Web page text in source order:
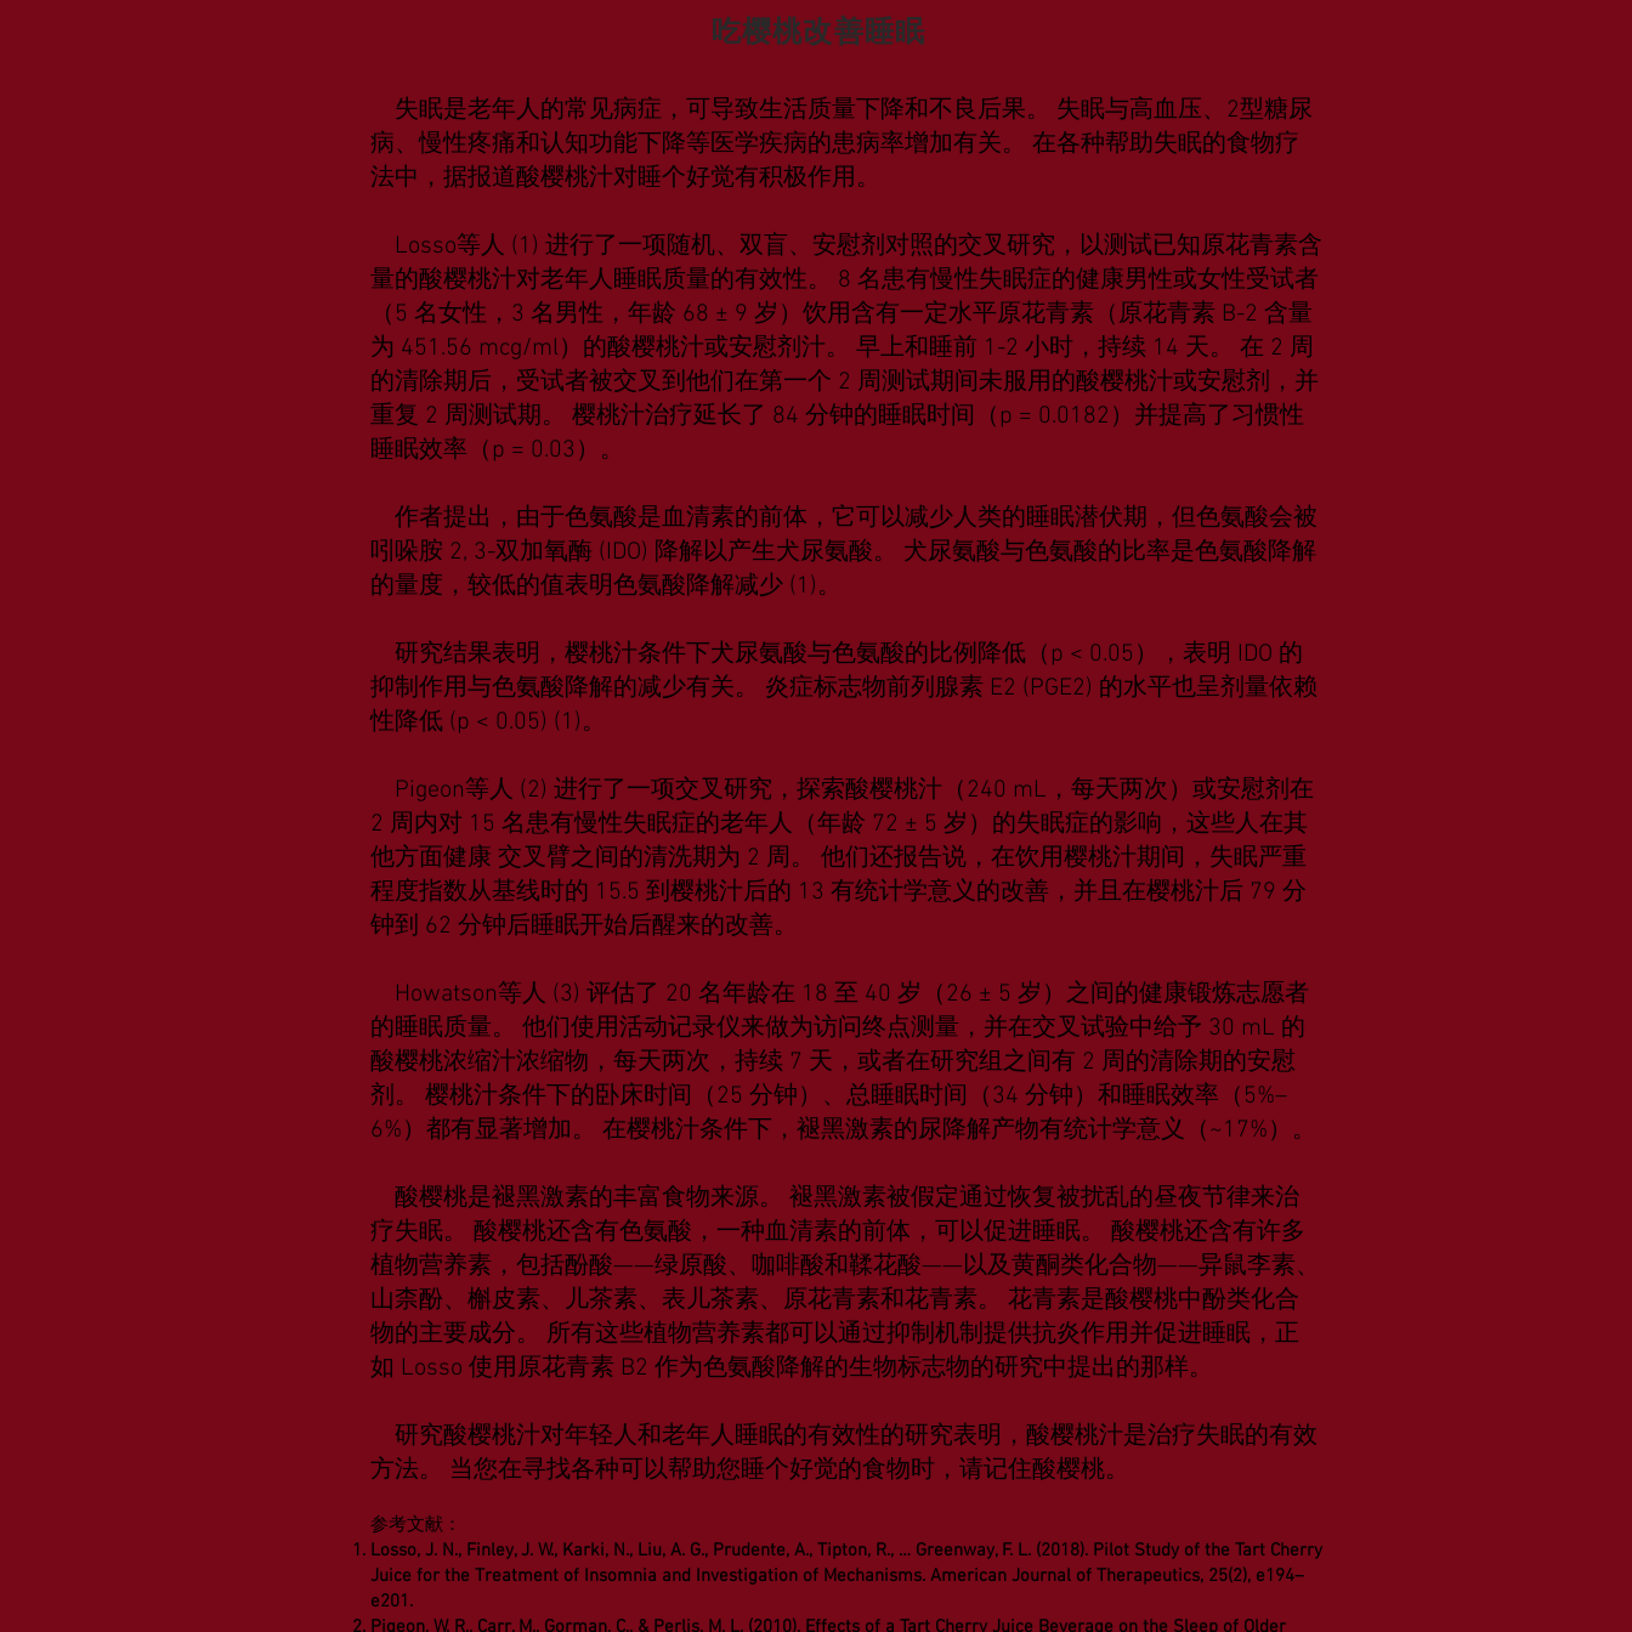
吃樱桃改善睡眠
失眠是老年人的常见病症，可导致生活质量下降和不良后果。 失眠与高血压、2型糖尿
病、慢性疼痛和认知功能下降等医学疾病的患病率增加有关。 在各种帮助失眠的食物疗
法中，据报道酸樱桃汁对睡个好觉有积极作用。
Losso等人 (1) 进行了一项随机、双盲、安慰剂对照的交叉研究，以测试已知原花青素含
量的酸樱桃汁对老年人睡眠质量的有效性。 8 名患有慢性失眠症的健康男性或女性受试者
（5 名女性，3 名男性，年龄 68 ± 9 岁）饮用含有一定水平原花青素（原花青素 B-2 含量
为 451.56 mcg/ml）的酸樱桃汁或安慰剂汁。 早上和睡前 1-2 小时，持续 14 天。 在 2 周
的清除期后，受试者被交叉到他们在第一个 2 周测试期间未服用的酸樱桃汁或安慰剂，并
重复 2 周测试期。 樱桃汁治疗延长了 84 分钟的睡眠时间（p = 0.0182）并提高了习惯性
睡眠效率（p = 0.03）。
作者提出，由于色氨酸是血清素的前体，它可以减少人类的睡眠潜伏期，但色氨酸会被
吲哚胺 2, 3-双加氧酶 (IDO) 降解以产生犬尿氨酸。 犬尿氨酸与色氨酸的比率是色氨酸降解
的量度，较低的值表明色氨酸降解减少 (1)。
研究结果表明，樱桃汁条件下犬尿氨酸与色氨酸的比例降低（p < 0.05），表明 IDO 的
抑制作用与色氨酸降解的减少有关。 炎症标志物前列腺素 E2 (PGE2) 的水平也呈剂量依赖
性降低 (p < 0.05) (1)。
Pigeon等人 (2) 进行了一项交叉研究，探索酸樱桃汁（240 mL，每天两次）或安慰剂在
2 周内对 15 名患有慢性失眠症的老年人（年龄 72 ± 5 岁）的失眠症的影响，这些人在其
他方面健康 交叉臂之间的清洗期为 2 周。 他们还报告说，在饮用樱桃汁期间，失眠严重
程度指数从基线时的 15.5 到樱桃汁后的 13 有统计学意义的改善，并且在樱桃汁后 79 分
钟到 62 分钟后睡眠开始后醒来的改善。
Howatson等人 (3) 评估了 20 名年龄在 18 至 40 岁（26 ± 5 岁）之间的健康锻炼志愿者
的睡眠质量。 他们使用活动记录仪来做为访问终点测量，并在交叉试验中给予 30 mL 的
酸樱桃浓缩汁浓缩物，每天两次，持续 7 天，或者在研究组之间有 2 周的清除期的安慰
剂。 樱桃汁条件下的卧床时间（25 分钟）、总睡眠时间（34 分钟）和睡眠效率（5%–
6%）都有显著增加。 在樱桃汁条件下，褪黑激素的尿降解产物有统计学意义（~17%）。
酸樱桃是褪黑激素的丰富食物来源。 褪黑激素被假定通过恢复被扰乱的昼夜节律来治
疗失眠。 酸樱桃还含有色氨酸，一种血清素的前体，可以促进睡眠。 酸樱桃还含有许多
植物营养素，包括酚酸——绿原酸、咖啡酸和鞣花酸——以及黄酮类化合物——异鼠李素、
山柰酚、槲皮素、儿茶素、表儿茶素、原花青素和花青素。 花青素是酸樱桃中酚类化合
物的主要成分。 所有这些植物营养素都可以通过抑制机制提供抗炎作用并促进睡眠，正
如 Losso 使用原花青素 B2 作为色氨酸降解的生物标志物的研究中提出的那样。
研究酸樱桃汁对年轻人和老年人睡眠的有效性的研究表明，酸樱桃汁是治疗失眠的有效
方法。 当您在寻找各种可以帮助您睡个好觉的食物时，请记住酸樱桃。
参考文献：
Losso, J. N., Finley, J. W., Karki, N., Liu, A. G., Prudente, A., Tipton, R., … Greenway, F. L. (2018). Pilot Study of the Tart Cherry
Juice for the Treatment of Insomnia and Investigation of Mechanisms. American Journal of Therapeutics, 25(2), e194–
e201.
Pigeon, W. R., Carr, M., Gorman, C., & Perlis, M. L. (2010). Effects of a Tart Cherry Juice Beverage on the Sleep of Older